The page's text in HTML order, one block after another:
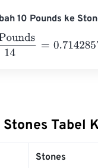
10 Pounds ke
14=0.7142857
Stones Tabel
Stones